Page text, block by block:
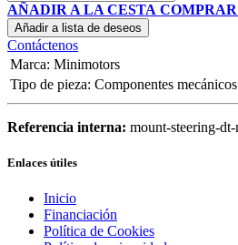
AÑADIR A LA CESTA
Añadir a lista de deseos
Contáctenos
Marca: Minimotors
Tipo de pieza: Componentes mecánicos
Referencia interna: mount-steering-
Enlaces útiles
Inicio
Financiación
Política de Cookies